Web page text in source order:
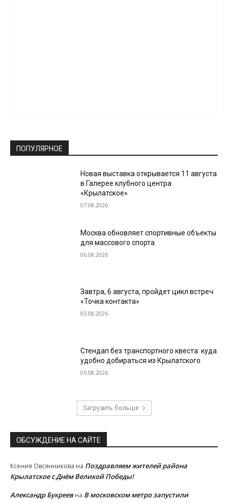
ПОПУЛЯРНОЕ
Новая выставка открывается 11 августа
в Галерее клубного центра
«Крылатское»
07.08.2026
Москва обновляет спортивные объекты
для массового спорта
06.08.2026
Завтра, 6 августа, пройдет цикл встреч
«Точка контакта»
05.08.2026
Стендап без транспортного квеста: куда
удобно добираться из Крылатского
05.08.2026
Загрузить больше
ОБСУЖДЕНИЕ НА САЙТЕ
Ксения Овсянникова на Поздравляем жителей района
Крылатское с Днём Великой Победы!
Александр Букреевна В московском метро запустили